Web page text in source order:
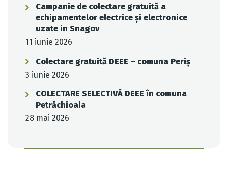
Campanie de colectare gratuită a
echipamentelor electrice și electronice
uzate in Snagov
11 iunie 2026
Colectare gratuită DEEE – comuna Periș
3 iunie 2026
COLECTARE SELECTIVĂ DEEE în comuna
Petrăchioaia
28 mai 2026